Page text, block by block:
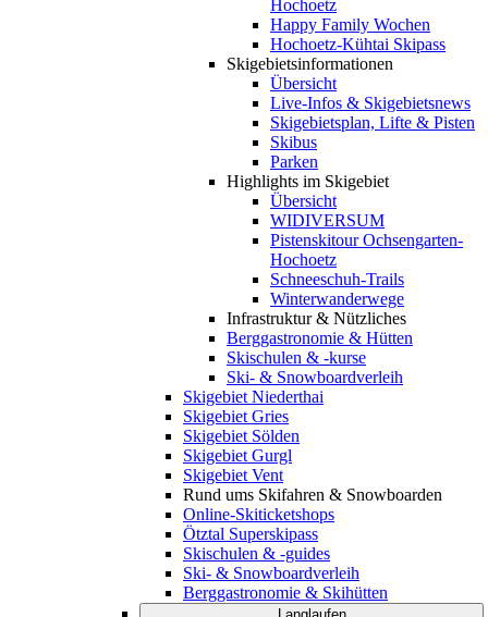
Hochoetz
Happy Family Wochen
Hochoetz-Kühtai Skipass
Skigebietsinformationen
Übersicht
Live-Infos & Skigebietsnews
Skigebietsplan, Lifte & Pisten
Skibus
Parken
Highlights im Skigebiet
Übersicht
WIDIVERSUM
Pistenskitour Ochsengarten-
Hochoetz
Schneeschuh-Trails
Winterwanderwege
Infrastruktur & Nützliches
Berggastronomie & Hütten
Skischulen & -kurse
Ski- & Snowboardverleih
Skigebiet Niederthai
Skigebiet Gries
Skigebiet Sölden
Skigebiet Gurgl
Skigebiet Vent
Rund ums Skifahren & Snowboarden
Online-Skiticketshops
Ötztal Superskipass
Skischulen & -guides
Ski- & Snowboardverleih
Berggastronomie & Skihütten